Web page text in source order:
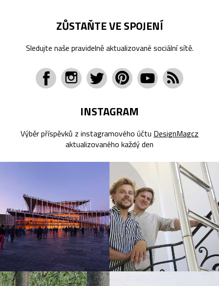
ZŮSTAŇTE VE SPOJENÍ
Sledujte naše pravidelně aktualizované sociální sítě.
INSTAGRAM
Výběr příspěvků z instagramového účtu DesignMagcz
aktualizovaného každý den